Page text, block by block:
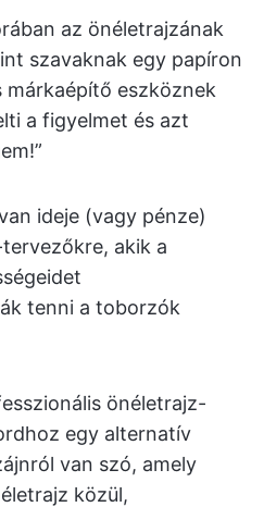
az önéletrajzának
szavaknak egy papíron
márkaépítő eszköznek
a figyelmet és azt
ideje (vagy pénze)
akik a
tenni a toborzók
önéletrajz-
egy alternatív
van szó, amely
közül,